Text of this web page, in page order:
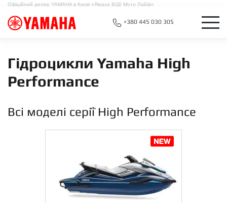
Офіційний дилер YAMAHA в Києві «Ямаха ВІДІ Мото Лайф»
+380 445 030 305
Гідроцикли Yamaha High
Performance
Всі моделі серії High Performance